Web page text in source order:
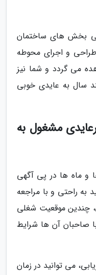
بخش های ساختمان
و اجرای محوطه
می گردد و شما نیز
سال به عایدی خوبی
مشغول به
و ماه ها در پی آگهی
به راحتی و با مراجعه
چندین موقعیت شغلی
صاحبان آن ها شرایط
می توانید در زمان